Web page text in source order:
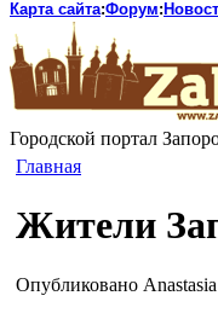
Карта сайта:Форум:
Городской портал
Главная
Жители
Опубликовано